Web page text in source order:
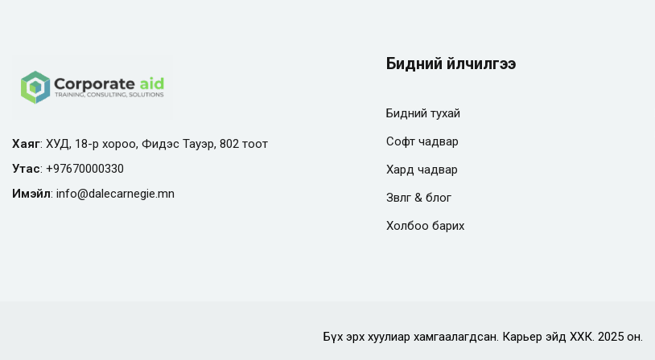
Хаяг: ХУД, 18-р хороо, Фидэс Тауэр, 802 тоот
Утас: +97670000330
Имэйл: info@dalecarnegie.mn
Бидний үйлчилгээ
Бидний тухай
Софт чадвар
Хард чадвар
Зөвлөгөө & блог
Холбоо барих
Бүх эрх хуулиар хамгаалагдсан. Карьер эйд ХХК. 2025 он.